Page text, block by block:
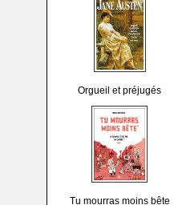
Orgueil et préjugés
Tu mourras moins bête